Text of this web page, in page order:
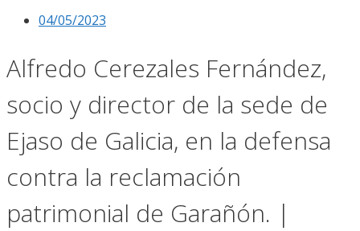
04/05/2023
Alfredo Cerezales Fernández,
socio y director de la sede de
Ejaso de Galicia, en la defensa
contra la reclamación
patrimonial de Garañón. |